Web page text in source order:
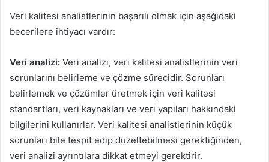
Veri kalitesi analistlerinin başarılı olmak için aşağıdaki
becerilere ihtiyacı vardır:
Veri analizi: Veri analizi, veri kalitesi analistlerinin veri
sorunlarını belirleme ve çözme sürecidir. Sorunları
belirlemek ve çözümler üretmek için veri kalitesi
standartları, veri kaynakları ve veri yapıları hakkındaki
bilgilerini kullanırlar. Veri kalitesi analistlerinin küçük
sorunları bile tespit edip düzeltebilmesi gerektiğinden,
veri analizi ayrıntılara dikkat etmeyi gerektirir.